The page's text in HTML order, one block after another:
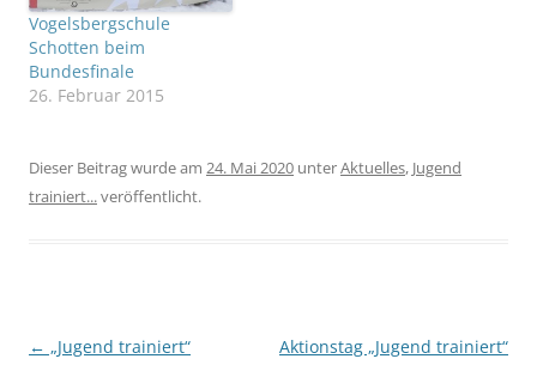
Vogelsbergschule
Schotten beim
Bundesfinale
26. Februar 2015
Dieser Beitrag wurde am 24. Mai 2020 unterAktuelles, Jugend
trainiert...veröffentlicht.
Beitragsnavigation
← „Jugend trainiert“
Aktionstag „Jugend trainiert“